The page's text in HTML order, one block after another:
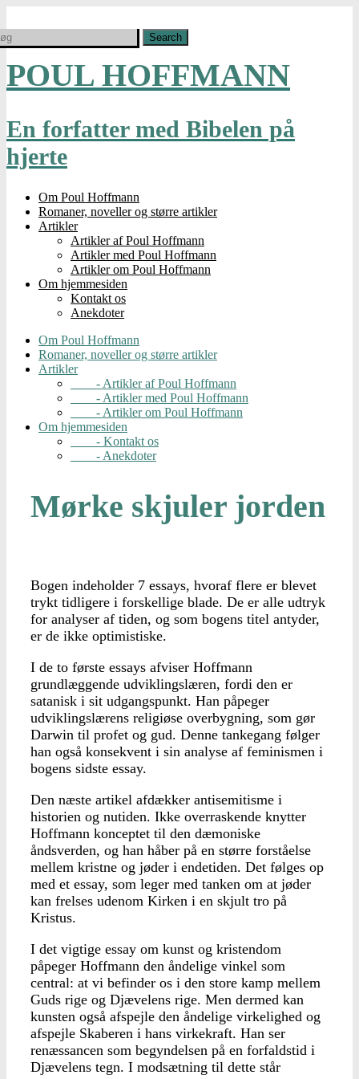
POUL HOFFMANN
En forfatter med Bibelen på
hjerte
Om Poul Hoffmann
Romaner, noveller og større artikler
Artikler
Artikler af Poul Hoffmann
Artikler med Poul Hoffmann
Artikler om Poul Hoffmann
Om hjemmesiden
Kontakt os
Anekdoter
Om Poul Hoffmann
Romaner, noveller og større artikler
Artikler
- Artikler af Poul Hoffmann
- Artikler med Poul Hoffmann
- Artikler om Poul Hoffmann
Om hjemmesiden
- Kontakt os
- Anekdoter
Mørke skjuler jorden
Bogen indeholder 7 essays, hvoraf flere er blevet
trykt tidligere i forskellige blade. De er alle udtryk
for analyser af tiden, og som bogens titel antyder,
er de ikke optimistiske.
I de to første essays afviser Hoffmann
grundlæggende udviklingslæren, fordi den er
satanisk i sit udgangspunkt. Han påpeger
udviklingslærens religiøse overbygning, som gør
Darwin til profet og gud. Denne tankegang følger
han også konsekvent i sin analyse af feminismen i
bogens sidste essay.
Den næste artikel afdækker antisemitisme i
historien og nutiden. Ikke overraskende knytter
Hoffmann konceptet til den dæmoniske
åndsverden, og han håber på en større forståelse
mellem kristne og jøder i endetiden. Det følges op
med et essay, som leger med tanken om at jøder
kan frelses udenom Kirken i en skjult tro på
Kristus.
I det vigtige essay om kunst og kristendom
påpeger Hoffmann den åndelige vinkel som
central: at vi befinder os i den store kamp mellem
Guds rige og Djævelens rige. Men dermed kan
kunsten også afspejle den åndelige virkelighed og
afspejle Skaberen i hans virkekraft. Han ser
renæssancen som begyndelsen på en forfaldstid i
Djævelens tegn. I modsætning til dette står